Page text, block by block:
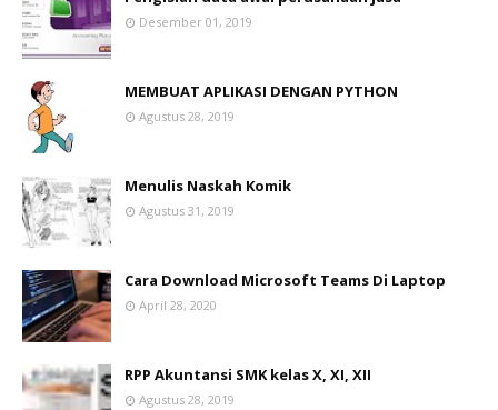
Desember 01, 2019
MEMBUAT APLIKASI DENGAN PYTHON
Agustus 28, 2019
Menulis Naskah Komik
Agustus 31, 2019
Cara Download Microsoft Teams Di Laptop
April 28, 2020
RPP Akuntansi SMK kelas X, XI, XII
Agustus 28, 2019